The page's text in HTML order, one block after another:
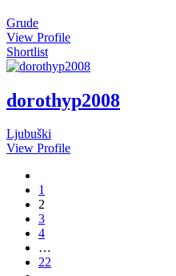
Grude
View Profile
Shortlist
dorothyp2008
Ljubuški
View Profile
1
2
3
4
…
22